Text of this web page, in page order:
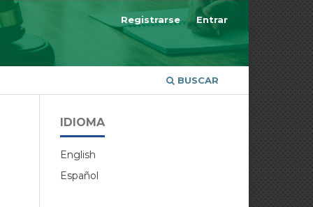
BUSCAR
Registrarse Entrar
IDIOMA
English
Español